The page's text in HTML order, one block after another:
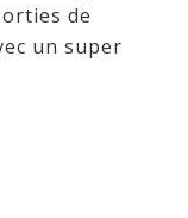
de
un super